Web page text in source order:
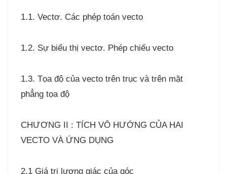
1.1. Vectơ. Các phép toán vecto
1.2. Sự biểu thị vectơ. Phép chiếu vecto
1.3. Tọa độ của vecto trên trục và trên mặt
phẳng tọa độ
CHƯƠNG II : TÍCH VÔ HƯỚNG CỦA HAI
VECTO VÀ ỨNG DỤNG
2.1 Giá trị lượng giác của góc